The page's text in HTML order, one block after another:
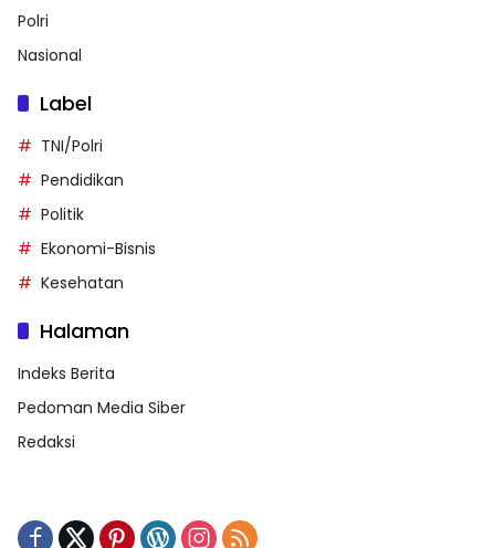
Polri
Nasional
Label
TNI/Polri
Pendidikan
Politik
Ekonomi-Bisnis
Kesehatan
Halaman
Indeks Berita
Pedoman Media Siber
Redaksi